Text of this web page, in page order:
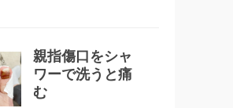
親指傷口をシャ
ワーで洗うと痛
む